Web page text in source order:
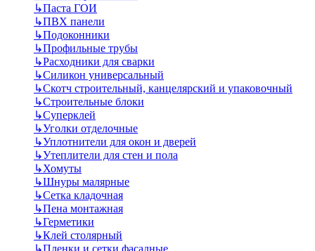
↳Паста ГОИ
↳ПВХ панели
↳Подоконники
↳Профильные трубы
↳Расходники для сварки
↳Силикон универсальный
↳Скотч строительный, канцелярский и упаковочный
↳Строительные блоки
↳Суперклей
↳Уголки отделочные
↳Уплотнители для окон и дверей
↳Утеплители для стен и пола
↳Хомуты
↳Шнуры малярные
↳Сетка кладочная
↳Пена монтажная
↳Герметики
↳Клей столярный
↳Пленки и сетки фасадные